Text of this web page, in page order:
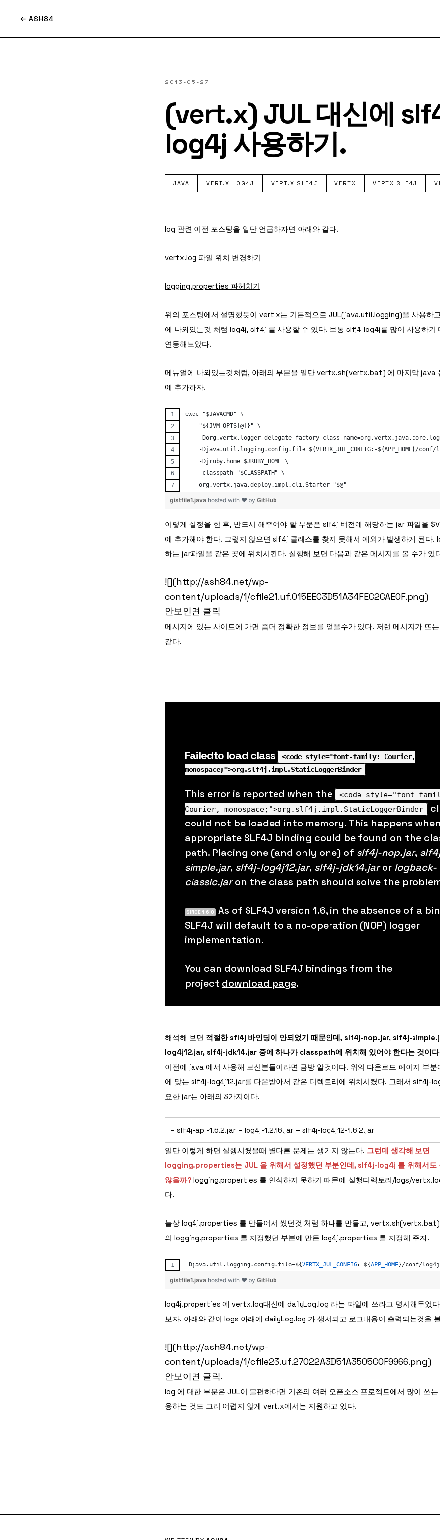
← ASH84
2013-05-27
(vert.x) JUL 대신에
log4j 사용하기.
JAVA VERT.X LOG4J VERT.X SLF4J VERTX VERTX SLF4J
log 관련 이전 포스팅을 일단 언급하자면 아래와 같다.
vertx.log 파일 위치 변경하기
logging.properties 파헤치기
위의 포스팅에서 설명했듯이 vert.x는 기본적으로 JUL(java.util.logging)을 사용하
에 나와있는것 처럼 log4j, slf4j 를 사용할 수 있다. 보통 slfj4-log4j를 많이 사용하기
연동해보았다.
메뉴얼에 나와있는것처럼, 아래의 부분을 일단 vertx.sh(vertx.bat) 에 마지막 java
에 추가하자.
exec "$JAVACMD" \
    "${JVM_OPTS[@]}" \
-Dorg.vertx.logger-delegate-factory-class-
-Djava.util.logging.config.file=${VERTX_JUL_CONFIG:-${APP_HOME}/conf/
    -Djruby.home=$JRUBY_HOME \
    -classpath "$CLASSPATH" \
    org.vertx.java.deploy.impl.cli.Starter "$@"
gistfile1.java hosted with ❤ by GitHub
이렇게 설정을 한 후, 반드시 해주어야 할 부분은 slf4j 버전에 해당하는 jar 파일을
에 추가해야 한다. 그렇지 않으면 slf4j 클래스를 찾지 못해서 예외가 발생하게 된다.
하는 jar파일을 같은 곳에 위치시킨다. 실행해 보면 다음과 같은 메시지를 볼 수가 있
![](http://ash84.net/wp-
content/uploads/1/cfile21.uf.015EEC3D51A34FEC2CAE0F.png)
안보인면 클릭
메시지에 있는 사이트에 가면 좀더 정확한 정보를 얻을수가 있다. 저런 메시지가 뜨
같다.
Failedto load class
<code style="font-family: Courier,
monospace;">org.slf4j.impl.StaticLoggerBinder
This error is reported when the
<code style="font-
Courier, monospace;">org.slf4j.impl.StaticLoggerBinder
could not be loaded into memory. This happens
appropriate SLF4J binding could be found on the
path. Placing one (and only one) of slf4j-nop.jar,
simple.jar, slf4j-log4j12.jar, slf4j-jdk14.jaror logback-
classic.jaron the class path should solve the
SINCE 1.6.0
As of SLF4J version 1.6, in the absence of a
SLF4J will default to a no-operation (NOP) logger
implementation.
You can download SLF4J bindings from the
project download page.
해석해 보면 적절한 sfl4j 바인딩이 안되었기 때문인데, slf4j-nop.jar, slf4j-
log4j12.jar, slf4j-jdk14.jar 중에 하나가 classpath에 위치해 있어야 한다는 것이
이전에 java 에서 사용해 보신분들이라면 금방 알것이다. 위의 다운로드 페이지 부
에 맞는 slf4j-log4j12.jar를 다운받아서 같은 디렉토리에 위치시켰다. 그래서 slf4j-
요한 jar는 아래의 3가지이다.
– slf4j-api-1.6.2.jar – log4j-1.2.16.jar – slf4j-log4j12-1.6.2.jar
일단 이렇게 하면 실행시켰을때 별다른 문제는 생기지 않는다. 그런데 생각해 보면
logging.properties는 JUL 을 위해서 설정했던 부분인데, slf4j-log4j 를 위해서도
않을까? logging.properties 를 인식하지 못하기 때문에 실행디렉토리/logs/
다.
늘상 log4j.properties 를 만들어서 썼던것 처럼 하나를 만들고, vertx.sh(vertx.bat)
의 logging.properties 를 지정했던 부분에 만든 log4j.properties 를 지정해 주자.
- Djava. util . logging. config. file=${VERTX_JUL_CONFIG:-${APP_HOME}/conf/log4j
gistfile1.java hosted with ❤ by GitHub
log4j.properties 에 vertx.log대신에 dailyLog.log 라는 파일에 쓰라고 명시해두었다
보자. 아래와 같이 logs 아래에 dailyLog.log 가 생서되고 로그내용이 출력되는것을
![](http://ash84.net/wp-
content/uploads/1/cfile23.uf.27022A3D51A3505C0F9966.png)
안보이면 클릭.
log 에 대한 부분은 JUL이 불편하다면 기존의 여러 오픈소스 프로젝트에서 많이 쓰
용하는 것도 그리 어렵지 않게 vert.x에서는 지원하고 있다.